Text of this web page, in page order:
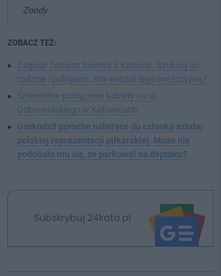
Zondy.
ZOBACZ TEŻ:
Zaginął Tomasz Siemek z Katowic. Szukają go
rodzina i policjanci. Kto widział tego mężczyznę?
Śmiertelne potrącenie kobiety na ul.
Dobrowolskiego w Katowicach
Uszkodził porsche należące do członka sztabu
polskiej reprezentacji piłkarskiej. Może nie
podobało mu się, że parkował na deptaku?
Subskrybuj 24kato.pl